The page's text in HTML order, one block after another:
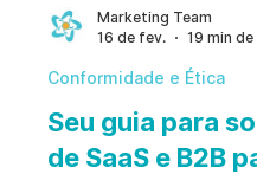
vulnerabilidades ocultas.
Marketing Team
16 de fev.
19 min
Conformidade e Ética
Seu guia para
de SaaS e B2B